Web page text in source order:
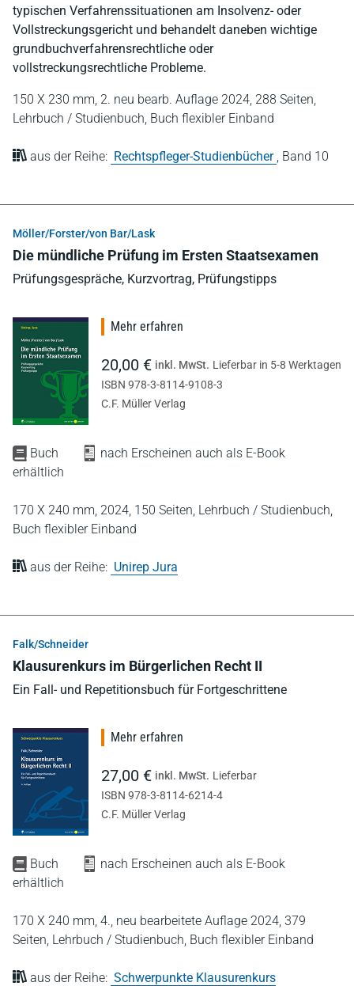
typischen Verfahrenssituationen am Insolvenz- oder
Vollstreckungsgericht und behandelt daneben wichtige
grundbuchverfahrensrechtliche oder
vollstreckungsrechtliche Probleme.
150 X 230 mm, 2. neu bearb. Auflage 2024, 288 Seiten,
Lehrbuch / Studienbuch, Buch flexibler Einband
aus der Reihe: Rechtspfleger-Studienbücher , Band 10
Möller/Forster/von Bar/Lask
Die mündliche Prüfung im Ersten Staatsexamen
Prüfungsgespräche, Kurzvortrag, Prüfungstipps
Buch
nach Erscheinen auch als E-Book
erhältlich
170 X 240 mm, 2024, 150 Seiten, Lehrbuch / Studienbuch,
Buch flexibler Einband
aus der Reihe: Unirep Jura
Mehr erfahren
20,00 € inkl. MwSt. Lieferbar in 5-8 Werktagen
ISBN 978-3-8114-9108-3
C.F. Müller Verlag
Falk/Schneider
Klausurenkurs im Bürgerlichen Recht II
Ein Fall- und Repetitionsbuch für Fortgeschrittene
Buch
nach Erscheinen auch als E-Book
erhältlich
170 X 240 mm, 4., neu bearbeitete Auflage 2024, 379
Seiten, Lehrbuch / Studienbuch, Buch flexibler Einband
aus der Reihe: Schwerpunkte Klausurenkurs
Mehr erfahren
27,00 € inkl. MwSt. Lieferbar
ISBN 978-3-8114-6214-4
C.F. Müller Verlag